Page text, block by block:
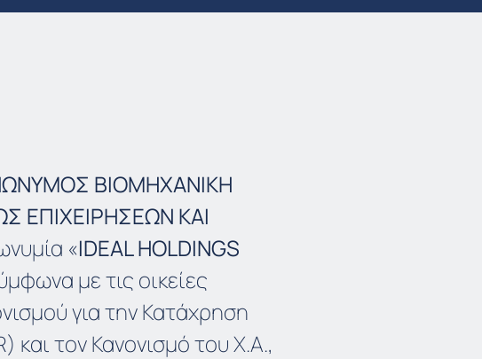
ΒΙΟΜΗΧΑΝΙΚΗ
ΕΠΙΧΕΙΡΗΣΕΩΝ ΚΑΙ
«IDEAL HOLDINGS
με τις οικείες
για την Κατάχρηση
τον Κανονισμό του Χ.Α.,